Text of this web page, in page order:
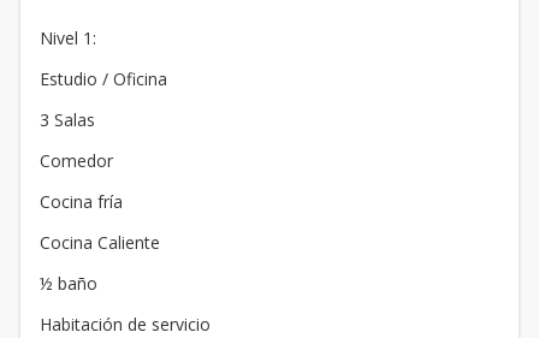
Nivel 1:
Estudio / Oficina
3 Salas
Comedor
Cocina fría
Cocina Caliente
½ baño
Habitación de servicio